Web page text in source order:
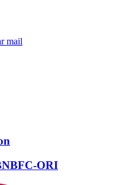
mail
ORI